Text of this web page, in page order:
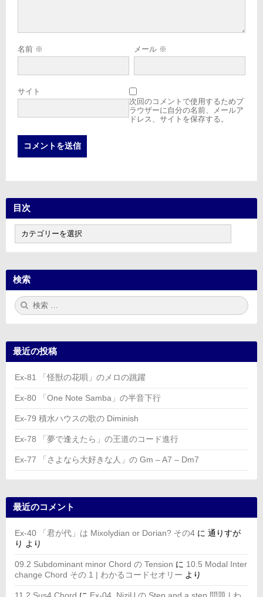
名前 ※ メール ※
サイト
次回のコメントで使用するためブ
ラウザーに自分の名前、メールア
ドレス、サイトを保存する。
目次
次
検索
検
索:
最近の投稿
Ex-81 「怪獣の花唄」のメロの跳躍
Ex-80 「One Note Samba」の半音下行
Ex-79 積水ハウスの歌の Diminish
Ex-78 「夢で逢えたら」の王道のコード進行
Ex-77 「さよなら大好きな人」の Gm – A7 – Dm7
最近のコメント
Ex-40 「君が代」は Mixolydian or Dorian? その4 に 通りすが
り より
09.2 Subdominant minor Chord の Tension に 10.5 Modal Inter
change Chord その 1 | わかるコードセオリー より